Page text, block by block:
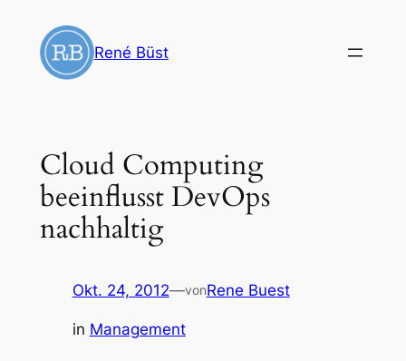
Inhalt
springen
René Büst
Cloud Computing
beeinflusst DevOps
nachhaltig
Okt. 24, 2012—vonRene Buest
in Management